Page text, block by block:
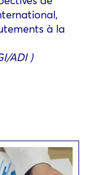
à la
ADI )